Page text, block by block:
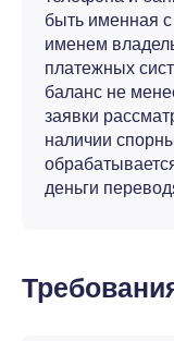
быть именная
именем
платежных
баланс не
заявки
наличии
деньги